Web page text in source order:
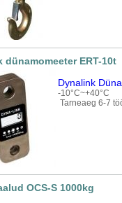
dünamomeeter ERT-10t
Dynalink
-10°C~+40°C
Tarneaeg 6-7
OCS-S 1000kg